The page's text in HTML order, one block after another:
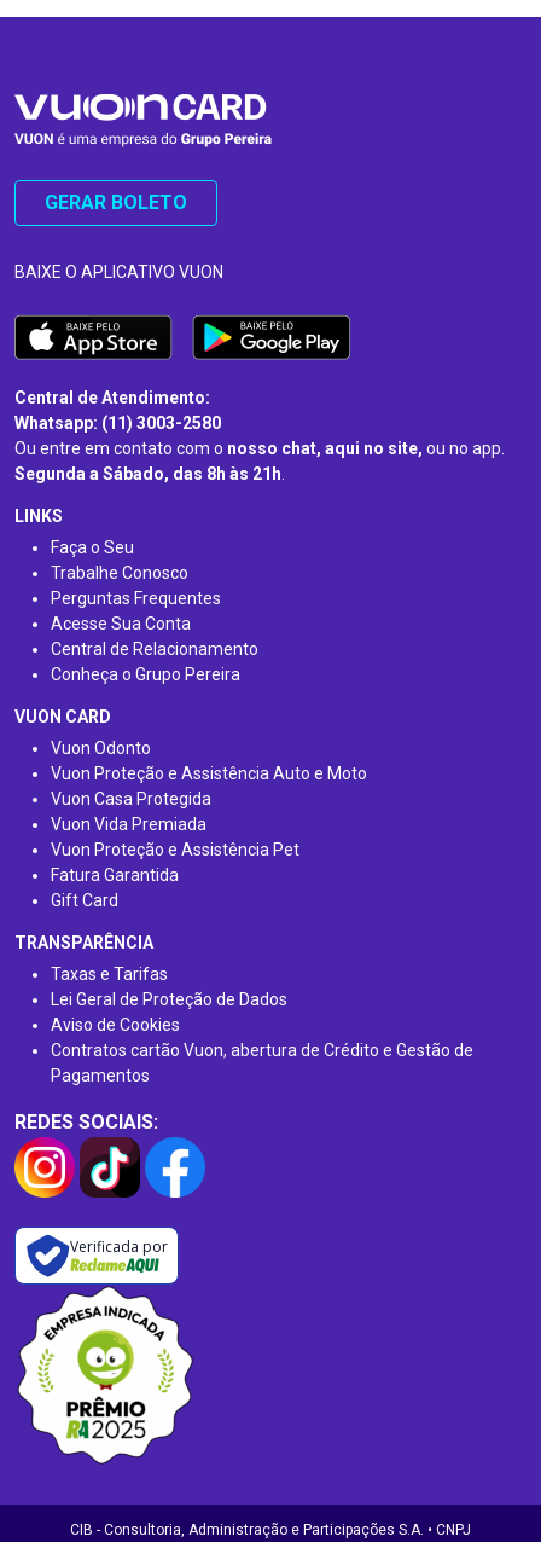
GERAR BOLETO
BAIXE O APLICATIVO VUON
Central de Atendimento:
Whatsapp: (11) 3003-2580
Ou entre em contato com o nosso chat, aqui no site, ou no app.
Segunda a Sábado, das 8h às 21h.
LINKS
Faça o Seu
Trabalhe Conosco
Perguntas Frequentes
Acesse Sua Conta
Central de Relacionamento
Conheça o Grupo Pereira
VUON CARD
Vuon Odonto
Vuon Proteção e Assistência Auto e Moto
Vuon Casa Protegida
Vuon Vida Premiada
Vuon Proteção e Assistência Pet
Fatura Garantida
Gift Card
TRANSPARÊNCIA
Taxas e Tarifas
Lei Geral de Proteção de Dados
Aviso de Cookies
Contratos cartão Vuon, abertura de Crédito e Gestão de
Pagamentos
REDES SOCIAIS:
Verificada por
CIB - Consultoria, Administração e Participações S.A. • CNPJ